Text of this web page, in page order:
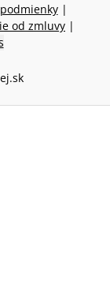
|
od zmluvy |